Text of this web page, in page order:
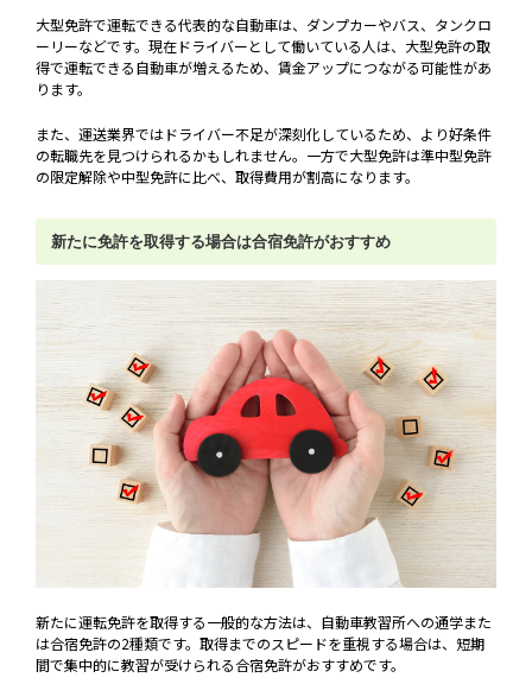
大型免許で運転できる代表的な自動車は、ダンプカーやバス、タンクロ
ーリーなどです。現在ドライバーとして働いている人は、大型免許の取
得で運転できる自動車が増えるため、賃金アップにつながる可能性があ
ります。
また、運送業界ではドライバー不足が深刻化しているため、より好条件
の転職先を見つけられるかもしれません。一方で大型免許は準中型免許
の限定解除や中型免許に比べ、取得費用が割高になります。
新たに免許を取得する場合は合宿免許がおすすめ
新たに運転免許を取得する一般的な方法は、自動車教習所への通学また
は合宿免許の2種類です。取得までのスピードを重視する場合は、短期
間で集中的に教習が受けられる合宿免許がおすすめです。